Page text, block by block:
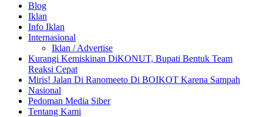
Blog
Iklan
Info Iklan
Internasional
Iklan / Advertise
Kurangi Kemiskinan DiKONUT, Bupati Bentuk Team
Reaksi Cepat
Miris! Jalan Di Ranomeeto Di BOIKOT Karena Sampah
Nasional
Pedoman Media Siber
Tentang Kami